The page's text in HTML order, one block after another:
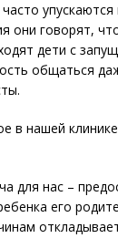
они говорят,
дети с
общаться
в нашей
для нас –
его